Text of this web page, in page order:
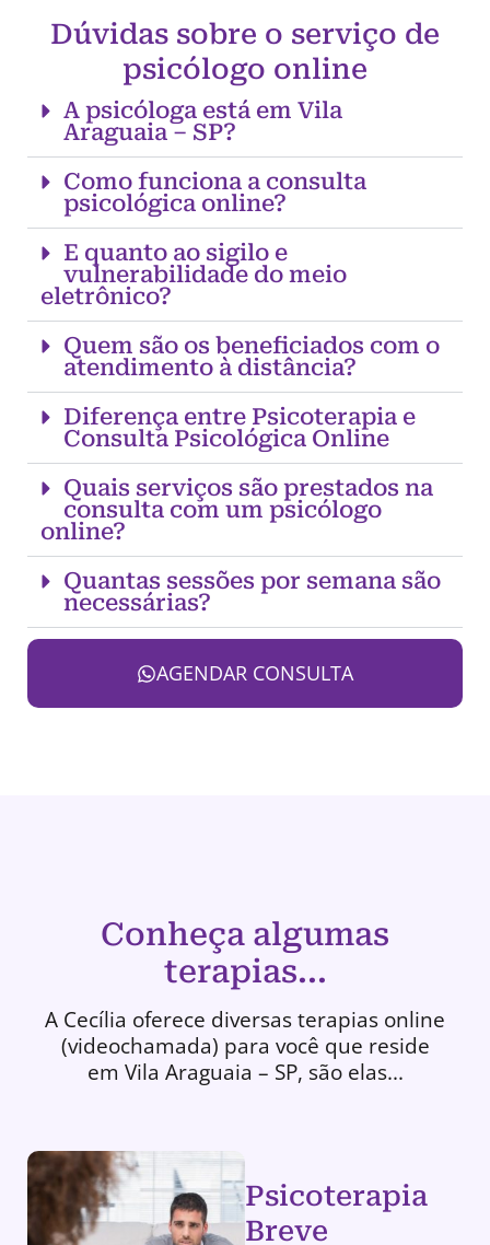
Dúvidas sobre o serviço de
psicólogo online
A psicóloga está em Vila
Araguaia – SP?
Como funciona a consulta
psicológica online?
E quanto ao sigilo e
vulnerabilidade do meio
eletrônico?
Quem são os beneficiados com o
atendimento à distância?
Diferença entre Psicoterapia e
Consulta Psicológica Online
Quais serviços são prestados na
consulta com um psicólogo
online?
Quantas sessões por semana são
necessárias?
AGENDAR CONSULTA
Conheça algumas
terapias...
A Cecília oferece diversas terapias online
(videochamada) para você que reside
em Vila Araguaia – SP, são elas...
Psicoterapia
Breve